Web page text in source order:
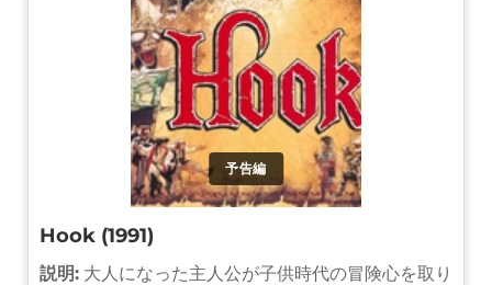
予告編
Hook (1991)
説明: 大人になった主人公が子供時代の冒険心を取り